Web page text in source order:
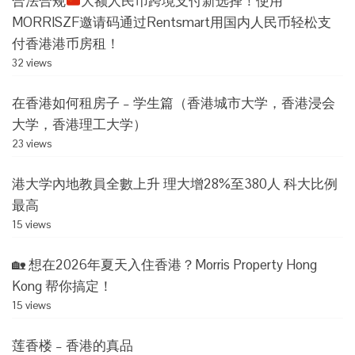
MORRISZF邀请码通过Rentsmart用国内人民币轻松支
付香港港币房租！
32 views
在香港如何租房子 – 学生篇（香港城市大学，香港浸会
大学，香港理工大学）
23 views
港大学內地教員全數上升 理大增28%至380人 科大比例
最高
15 views
🏡 想在2026年夏天入住香港？Morris Property Hong
Kong 帮你搞定！
15 views
莲香楼 – 香港的真品